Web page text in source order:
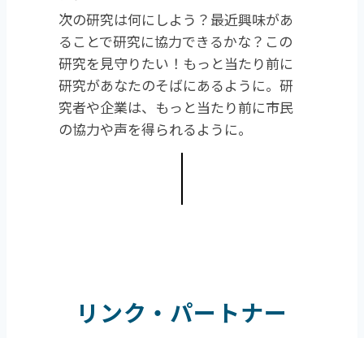
次の研究は何にしよう？最近興味があ
ることで研究に協力できるかな？この
研究を見守りたい！もっと当たり前に
研究があなたのそばにあるように。研
究者や企業は、もっと当たり前に市民
の協力や声を得られるように。
リンク・パートナー